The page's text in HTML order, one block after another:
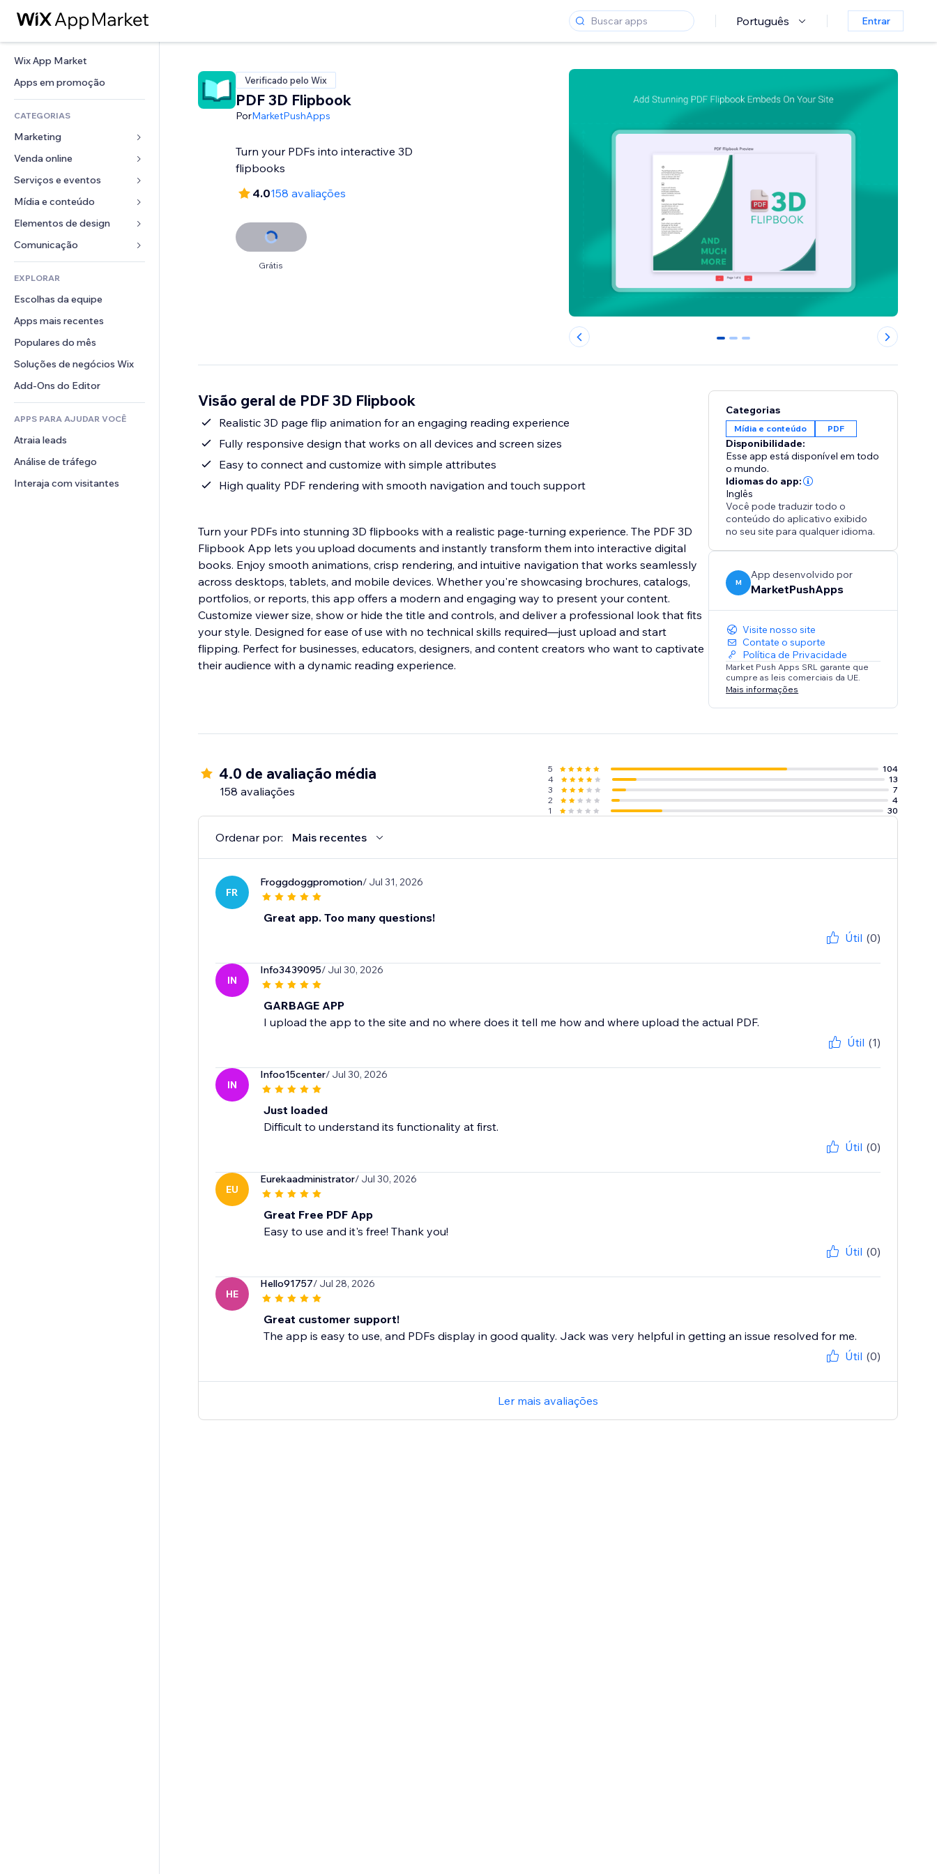
Português Entrar
Wix App Market
Apps em promoção
CATEGORIAS
Marketing
Anúncios
Mobile
Análises
Listas do site
Email
Venda online
Apps para lojas
Frete e entrega
Botões de venda
Contabilidade
Cupons e fidelidade
Soluções de armazenamento
Serviços e eventos
Hotéis
Eventos
Restaurantes
Imobiliária
Meus agendamentos
Mídia e conteúdo
Galeria
Músicas
Podcasts
Fotografia
Vídeo
PDF
Compartilhamento de arquivos
Notícias
Elementos de design
Mapas e navegação
Privacidade e segurança
Relógio
Templates de página
Efeitos de imagem
Botões e menus
Banners e selos
Calculadoras
Busca
Previsão do tempo
Tabelas e gráficos
Formulários
Enquetes
Chat
Comentários
Telefone
Comunidade
Avaliações e depoimentos
CRM
EXPLORAR
Escolhas da equipe
Apps mais recentes
Populares do mês
Soluções de negócios Wix
Add-Ons do Editor
APPS PARA AJUDAR VOCÊ
Atraia leads
Análise de tráfego
Interaja com visitantes
Verificado pelo Wix
PDF 3D Flipbook
PorMarketPushApps
Turn your PDFs into interactive 3D
flipbooks
4.0158 avaliações
Grátis
0 1 2
Visão geral de PDF 3D Flipbook
Realistic 3D page flip animation for an engaging reading experience
Fully responsive design that works on all devices and screen sizes
Easy to connect and customize with simple attributes
High quality PDF rendering with smooth navigation and touch support
Turn your PDFs into stunning 3D flipbooks with a realistic page-turning experience. The PDF 3D
Flipbook App lets you upload documents and instantly transform them into interactive digital
books. Enjoy smooth animations, crisp rendering, and intuitive navigation that works seamlessly
across desktops, tablets, and mobile devices. Whether you're showcasing brochures, catalogs,
portfolios, or reports, this app offers a modern and engaging way to present your content.
Customize viewer size, show or hide the title and controls, and deliver a professional look that fits
your style. Designed for ease of use with no technical skills required—just upload and start
flipping. Perfect for businesses, educators, designers, and content creators who want to captivate
their audience with a dynamic reading experience.
Categorias
Mídia e conteúdo PDF
Disponibilidade:
Esse app está disponível em todo
o mundo.
Idiomas do app:
Inglês
Você pode traduzir todo o
conteúdo do aplicativo exibido
no seu site para qualquer idioma.
M
App desenvolvido por
MarketPushApps
Visite nosso site
Contate o suporte
Política de Privacidade
Market Push Apps SRL garante que
cumpre as leis comerciais da UE.
Mais informações
4.0 de avaliação média
158 avaliações
5
104
4
13
3
7
2
4
1
30
Ordenar por: Mais recentes
FR
Froggdoggpromotion/ Jul 31, 2026
Great app. Too many questions!
Útil (0)
IN
Info3439095/ Jul 30, 2026
GARBAGE APP
I upload the app to the site and no where does it tell me how and where upload the actual PDF.
Útil (1)
IN
Infoo15center/ Jul 30, 2026
Just loaded
Difficult to understand its functionality at first.
Útil (0)
EU
Eurekaadministrator/ Jul 30, 2026
Great Free PDF App
Easy to use and it's free! Thank you!
Útil (0)
HE
Hello91757/ Jul 28, 2026
Great customer support!
The app is easy to use, and PDFs display in good quality. Jack was very helpful in getting an issue resolved for me.
Útil (0)
Ler mais avaliações